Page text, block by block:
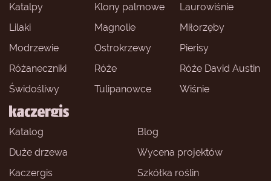
Katalog
Blog
Duże drzewa
Wycena projektów
Kaczergis
Szkółka roślin
Katalpy
Klony palmowe
Laurowiśnie
Lilaki
Magnolie
Miłorzęby
Modrzewie
Ostrokrzewy
Pierisy
Różaneczniki
Róże
Róże David Austin
Świdośliwy
Tulipanowce Wiśnie